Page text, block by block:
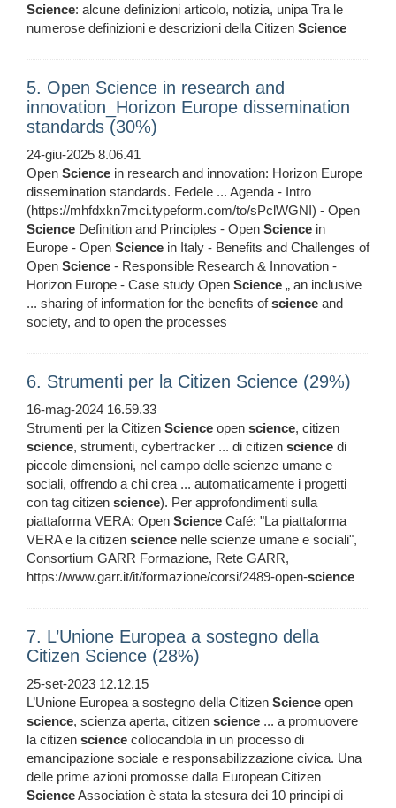
Science: alcune definizioni articolo, notizia, unipa Tra le
numerose definizioni e descrizioni della Citizen Science
5. Open Science in research and
innovation_Horizon Europe dissemination
standards (30%)
24-giu-2025 8.06.41
Open Science in research and innovation: Horizon Europe
dissemination standards. Fedele ... Agenda - Intro
(https://mhfdxkn7mci.typeform.com/to/sPclWGNI) - Open
Science Definition and Principles - Open Science in
Europe - Open Science in Italy - Benefits and Challenges of
Open Science - Responsible Research & Innovation -
Horizon Europe - Case study Open Science „ an inclusive
... sharing of information for the beneﬁts ofscience and
society, and to open the processes
6. Strumenti per la Citizen Science (29%)
16-mag-2024 16.59.33
Strumenti per la Citizen Science open science, citizen
science, strumenti, cybertracker ... di citizen science di
piccole dimensioni, nel campo delle scienze umane e
sociali, offrendo a chi crea ... automaticamente i progetti
con tag citizen science). Per approfondimenti sulla
piattaforma VERA: Open Science Café: "La piattaforma
VERA e la citizen science nelle scienze umane e sociali",
Consortium GARR Formazione, Rete GARR,
https://www.garr.it/it/formazione/corsi/2489-open-science
7. L’Unione Europea a sostegno della
Citizen Science (28%)
25-set-2023 12.12.15
L’Unione Europea a sostegno della Citizen Science open
science, scienza aperta, citizen science ... a promuovere
la citizen science collocandola in un processo di
emancipazione sociale e responsabilizzazione civica. Una
delle prime azioni promosse dalla European Citizen
ScienceAssociation è stata la stesura dei 10 principi di